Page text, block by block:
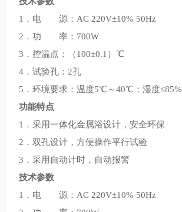
1．电 源：AC 220V±10% 50Hz
2．功 率：700W
3．控温点：（100±0.1）℃
4．试验孔：2孔
5．环境要求：温度5℃～40℃；湿度≤85%
功能特点
1．采用一体化金属浴设计，安全环保
2．双孔设计，方便操作平行试验
3．采用自动计时，自动报警
技术参数
1．电 源：AC 220V±10% 50Hz